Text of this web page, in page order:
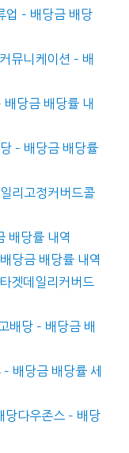
업 – 배당금 배당
뮤니케이션 – 배
배당금 배당률 내
– 배당금 배당률
리고정커버드콜
배당률 내역
당금 배당률 내역
겟데일리커버드
배당 – 배당금 배
배당금 배당률 세
당다우존스 – 배당